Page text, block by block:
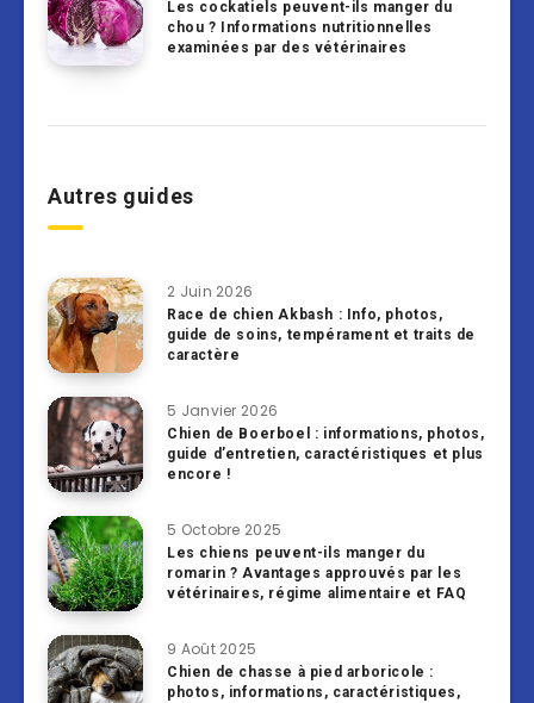
Les cockatiels peuvent-ils manger du
chou ? Informations nutritionnelles
examinées par des vétérinaires
Autres guides
2 Juin 2026
Race de chien Akbash : Info, photos,
guide de soins, tempérament et traits de
caractère
5 Janvier 2026
Chien de Boerboel : informations, photos,
guide d’entretien, caractéristiques et plus
encore !
5 Octobre 2025
Les chiens peuvent-ils manger du
romarin ? Avantages approuvés par les
vétérinaires, régime alimentaire et FAQ
9 Août 2025
Chien de chasse à pied arboricole :
photos, informations, caractéristiques,